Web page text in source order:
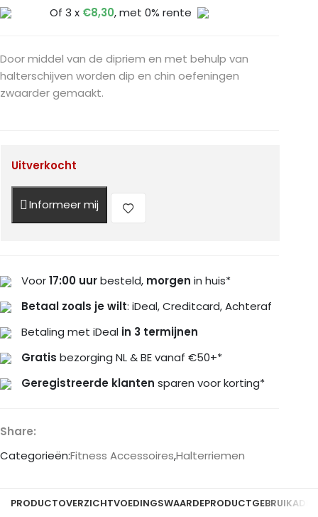
Of 3 x €8,30, met 0% rente
Door middel van de dipriem en met behulp van
halterschijven worden dip en chin oefeningen
zwaarder gemaakt.
Uitverkocht
Informeer mij
Voor17:00 uurbesteld, morgen in huis*
Betaal zoals je wilt: iDeal, Creditcard, Achteraf
Betaling met iDeal in 3 termijnen
Gratis bezorging NL & BE vanaf €50+*
Geregistreerde klanten sparen voor korting*
Share:
Categorieën:Fitness Accessoires,Halterriemen
PRODUCTOVERZICHTVOEDINGSWAARDEPRODUCTGEBRUIK